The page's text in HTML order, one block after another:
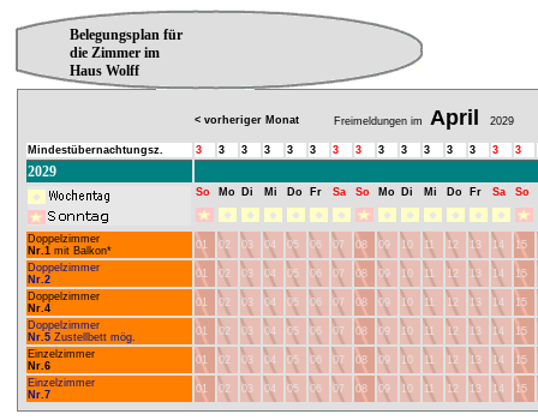
Belegungsplan für
die Zimmer im
Haus Wolff
< vorheriger Monat Freimeldungen im April 2029
Mindestübernachtungsz. 3 3 3 3 3 3 3 3 3 3 3 3 3 3 3
2029
So Mo Di Mi Do Fr Sa So Mo Di Mi Do Fr Sa So
Doppelzimmer
Nr.1 mit Balkon* 01 02 03 04 05 06 07 08 09 10 11 12 13 14
15
Doppelzimmer
Nr.2
01 02 03 04 05 06 07 08 09 10 11 12 13 14
15
Doppelzimmer
Nr.4
01 02 03 04 05 06 07 08 09 10 11 12 13 14
15
Doppelzimmer
Nr.5 Zustellbett mög. 01 02 03 04 05 06 07 08 09 10 11 12 13 14
15
Einzelzimmer
Nr.6
01 02 03 04 05 06 07 08 09 10 11 12 13 14
15
Einzelzimmer
Nr.7
01 02 03 04 05 06 07 08 09 10 11 12 13 14 15